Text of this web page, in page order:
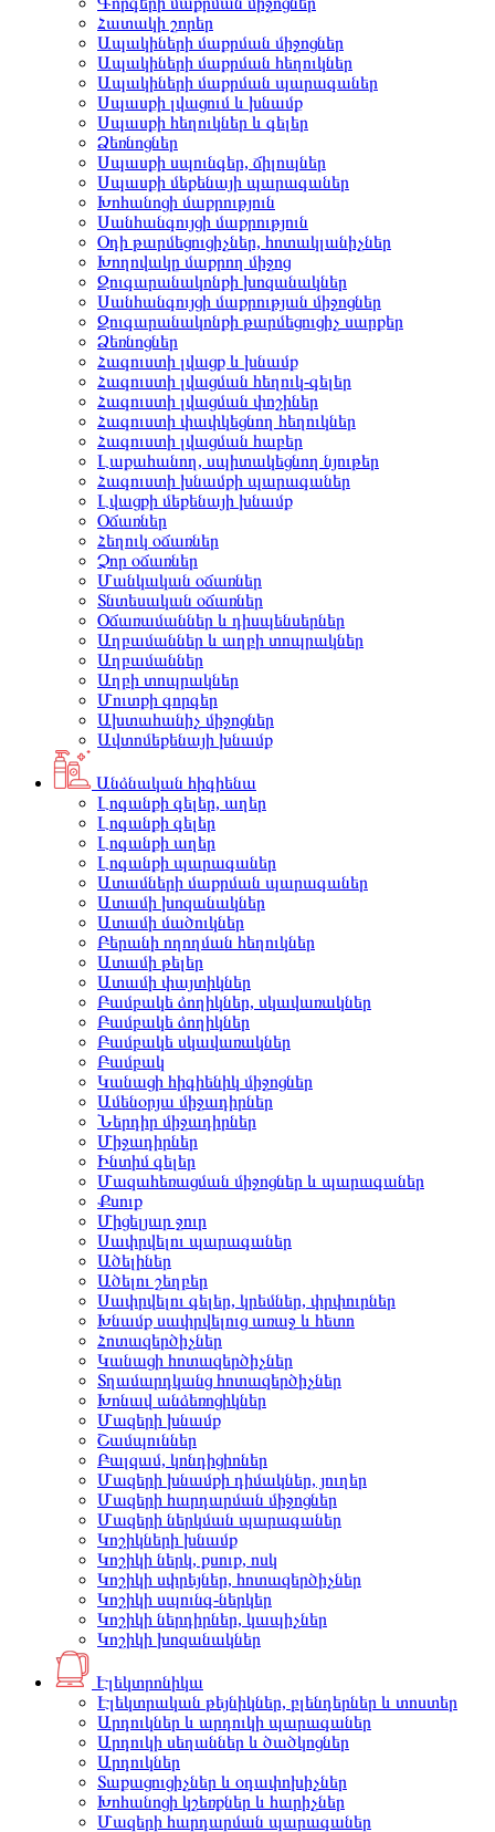
Հատակի շորեր
Ապակիների մաքրման միջոցներ
Ապակիների մաքրման հեղուկներ
Ապակիների մաքրման պարագաներ
Սպասքի լվացում և խնամք
Սպասքի հեղուկներ և գելեր
Ձեռնոցներ
Սպասքի սպունգեր, ճիլոպներ
Սպասքի մեքենայի պարագաներ
Խոհանոցի մաքրություն
Սանհանգույցի մաքրություն
Օդի թարմեցուցիչներ, հոտակլանիչներ
Խողովակը մաքրող միջոց
Զուգարանակոնքի խոզանակներ
Սանհանգույցի մաքրության միջոցներ
Զուգարանակոնքի թարմեցուցիչ սարքեր
Ձեռնոցներ
Հագուստի լվացք և խնամք
Հագուստի լվացման հեղուկ-գելեր
Հագուստի լվացման փոշիներ
Հագուստի փափկեցնող հեղուկներ
Հագուստի լվացման հաբեր
Լաքահանող, սպիտակեցնող նյութեր
Հագուստի խնամքի պարագաներ
Լվացքի մեքենայի խնամք
Օճառներ
Հեղուկ օճառներ
Չոր օճառներ
Մանկական օճառներ
Տնտեսական օճառներ
Օճառամաններ և դիսպենսերներ
Աղբամաններ և աղբի տոպրակներ
Աղբամաններ
Աղբի տոպրակներ
Մուտքի գորգեր
Ախտահանիչ միջոցներ
Ավտոմեքենայի խնամք
Անձնական հիգիենա
Լոգանքի գելեր, աղեր
Լոգանքի գելեր
Լոգանքի աղեր
Լոգանքի պարագաներ
Ատամների մաքրման պարագաներ
Ատամի խոզանակներ
Ատամի մածուկներ
Բերանի ողողման հեղուկներ
Ատամի թելեր
Ատամի փայտիկներ
Բամբակե ձողիկներ, սկավառակներ
Բամբակե ձողիկներ
Բամբակե սկավառակներ
Բամբակ
Կանացի հիգիենիկ միջոցներ
Ամենօրյա միջադիրներ
Ներդիր միջադիրներ
Միջադիրներ
Ինտիմ գելեր
Մազահեռացման միջոցներ և պարագաներ
Քսուք
Միցելյար ջուր
Սափրվելու պարագաներ
Ածելիներ
Ածելու շեղբեր
Սափրվելու գելեր, կրեմներ, փրփուրներ
Խնամք սափրվելուց առաջ և հետո
Հոտազերծիչներ
Կանացի հոտազերծիչներ
Տղամարդկանց հոտազերծիչներ
Խոնավ անձեռոցիկներ
Մազերի խնամք
Շամպուններ
Բալզամ, կոնդիցիոներ
Մազերի խնամքի դիմակներ, յուղեր
Մազերի հարդարման միջոցներ
Մազերի ներկման պարագաներ
Կոշիկների խնամք
Կոշիկի ներկ, քսուք, ոսկ
Կոշիկի սփրեյներ, հոտազերծիչներ
Կոշիկի սպունգ-ներկեր
Կոշիկի ներդիրներ, կապիչներ
Կոշիկի խոզանակներ
Էլեկտրոնիկա
Էլեկտրական թեյնիկներ, բլենդերներ և տոստեր
Արդուկներ և արդուկի պարագաներ
Արդուկի սեղաններ և ծածկոցներ
Արդուկներ
Տաքացուցիչներ և օդափոխիչներ
Խոհանոցի կշեռքներ և հարիչներ
Մազերի հարդարման պարագաներ